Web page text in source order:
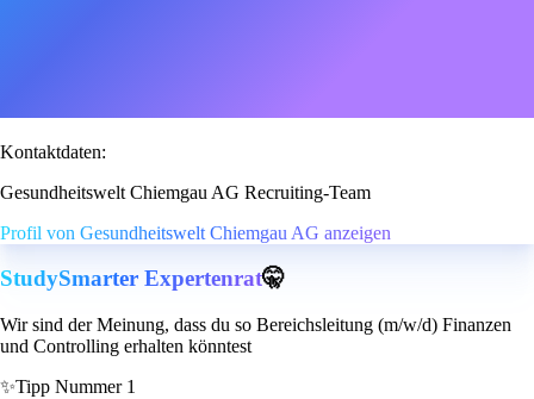
Kontaktdaten:
Gesundheitswelt Chiemgau AG Recruiting-Team
Profil von Gesundheitswelt Chiemgau AG anzeigen
StudySmarter Expertenrat🤫
Wir sind der Meinung, dass du so Bereichsleitung (m/w/d) Finanzen
und Controlling erhalten könntest
✨Tipp Nummer 1